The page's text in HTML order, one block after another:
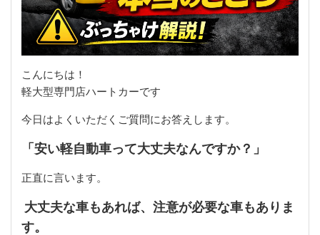
こんにちは！
軽大型専門店ハートカーです
今日はよくいただくご質問にお答えします。
「安い軽自動車って大丈夫なんですか？」
正直に言います。
大丈夫な車もあれば、注意が必要な車もありま
す。